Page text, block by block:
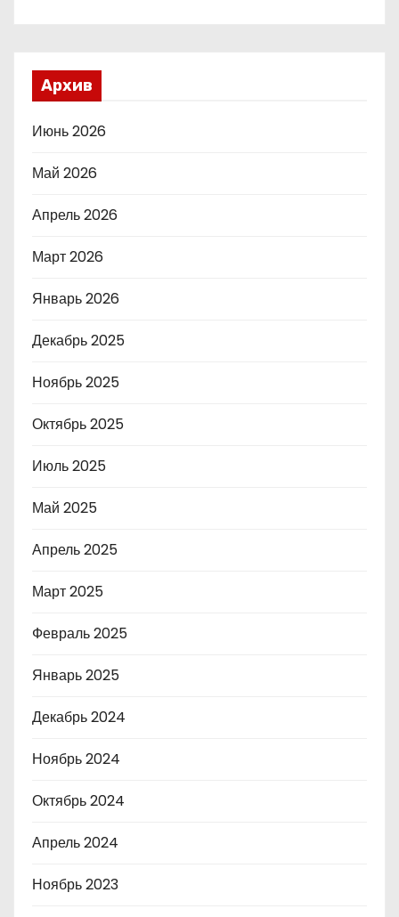
Архив
Июнь 2026
Май 2026
Апрель 2026
Март 2026
Январь 2026
Декабрь 2025
Ноябрь 2025
Октябрь 2025
Июль 2025
Май 2025
Апрель 2025
Март 2025
Февраль 2025
Январь 2025
Декабрь 2024
Ноябрь 2024
Октябрь 2024
Апрель 2024
Ноябрь 2023